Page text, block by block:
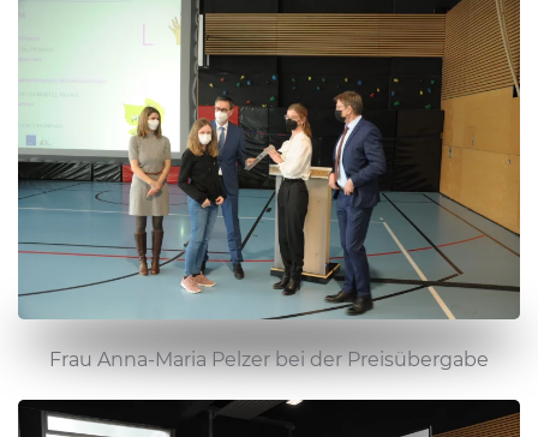
Frau Anna-Maria Pelzer bei der Preisübergabe